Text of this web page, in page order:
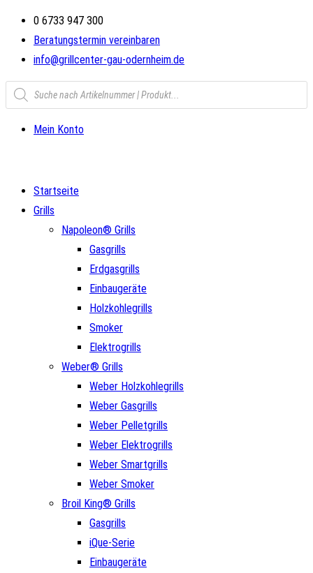
Zum
Inhalt
springen
0 6733 947 300
Beratungstermin vereinbaren
info@grillcenter-gau-odernheim.de
Products
search
Mein Konto
Startseite
Grills
Napoleon® Grills
Gasgrills
Erdgasgrills
Einbaugeräte
Holzkohlegrills
Smoker
Elektrogrills
Weber® Grills
Weber Holzkohlegrills
Weber Gasgrills
Weber Pelletgrills
Weber Elektrogrills
Weber Smartgrills
Weber Smoker
Broil King® Grills
Gasgrills
iQue-Serie
Einbaugeräte